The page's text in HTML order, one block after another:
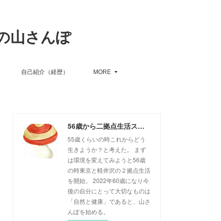
山さんぽ
自己紹介（経歴） MORE
56歳から二拠点生活スタート、６０歳からの山さんぽ
55歳くらいの時これからどう
生きようか？と考えた。 まず
は環境を変えてみようと56歳
の時東京と軽井沢の２拠点生活
を開始。 2022年60歳になり今
後の自分にとって大切なものは
「自然と健康」であると、山さ
んぽを始める。